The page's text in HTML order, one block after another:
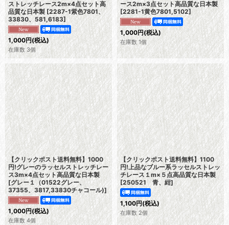
ストレッチレース2m×4点セット高
品質な日本製 [2287-1紫色7801、
33830、581,6183]
1,000円(税込)
在庫数 3個
ース2m×3点セット高品質な日本製
[2281-1黄色7801,5102]
1,000円(税込)
在庫数 1個
【クリックポスト送料無料】1000
円!グレーのラッセルストレッチレー
ス3m×4点セット高品質な日本製
[グレー１（01522グレー、
37355、3817,33830チャコール)]
1,000円(税込)
在庫数 4個
【クリックポスト送料無料】1100
円!上品なブルー系ラッセルストレッ
チレース１m×５点高品質な日本製
[250521 青、紺]
1,100円(税込)
在庫数 2個